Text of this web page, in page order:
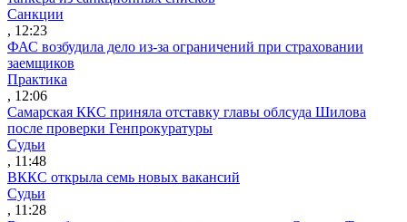
Санкции
, 12:23
ФАС возбудила дело из-за ограничений при страховании
заемщиков
Практика
, 12:06
Самарская ККС приняла отставку главы облсуда Шилова
после проверки Генпрокуратуры
Судьи
, 11:48
ВККС открыла семь новых вакансий
Судьи
, 11:28